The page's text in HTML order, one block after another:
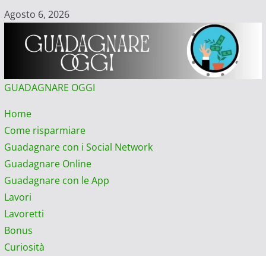
Vai
contenuto
Agosto 6, 2026
GUADAGNARE OGGI
Menu
principale
Home
Come risparmiare
Guadagnare con i Social Network
Guadagnare Online
Guadagnare con le App
Lavori
Lavoretti
Bonus
Curiosità